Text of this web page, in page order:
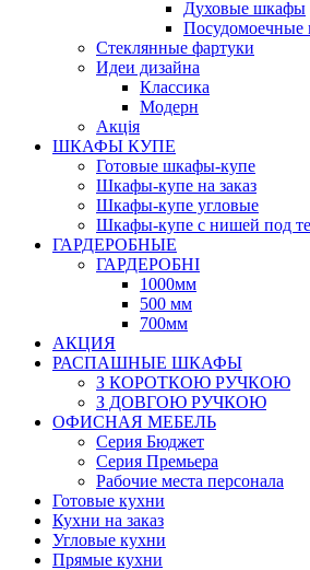
Духовые шкафы
Стеклянные фартуки
Идеи дизайна
Класcика
Модерн
Акція
ШКАФЫ КУПЕ
Готовые шкафы-купе
Шкафы-купе на заказ
Шкафы-купе угловые
Шкафы-купе с нишей под
ГАРДЕРОБНЫЕ
ГАРДЕРОБНІ
1000мм
500 мм
700мм
АКЦИЯ
РАСПАШНЫЕ ШКАФЫ
З КОРОТКОЮ РУЧКОЮ
З ДОВГОЮ РУЧКОЮ
ОФИСНАЯ МЕБЕЛЬ
Серия Бюджет
Серия Премьера
Рабочие места персонала
Готовые кухни
Кухни на заказ
Угловые кухни
Прямые кухни